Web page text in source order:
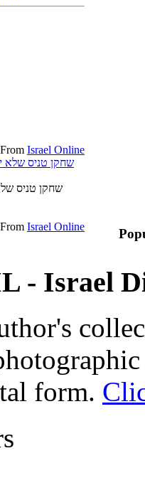
From Israel Online
שחקן טניס שלא
שחקן טניס
From Israel Online
- Israel
form.